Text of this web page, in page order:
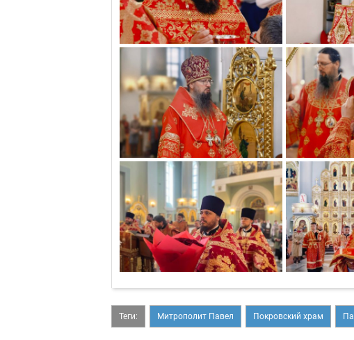
Теги: Митрополит Павел Покровский храм